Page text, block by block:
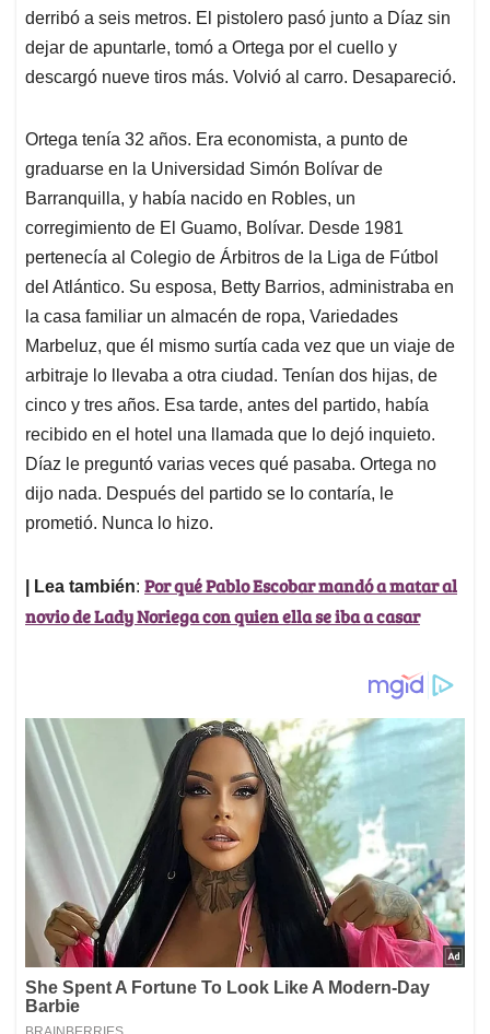
derribó a seis metros. El pistolero pasó junto a Díaz sin
dejar de apuntarle, tomó a Ortega por el cuello y
descargó nueve tiros más. Volvió al carro. Desapareció.
Ortega tenía 32 años. Era economista, a punto de
graduarse en la Universidad Simón Bolívar de
Barranquilla, y había nacido en Robles, un
corregimiento de El Guamo, Bolívar. Desde 1981
pertenecía al Colegio de Árbitros de la Liga de Fútbol
del Atlántico. Su esposa, Betty Barrios, administraba en
la casa familiar un almacén de ropa, Variedades
Marbeluz, que él mismo surtía cada vez que un viaje de
arbitraje lo llevaba a otra ciudad. Tenían dos hijas, de
cinco y tres años. Esa tarde, antes del partido, había
recibido en el hotel una llamada que lo dejó inquieto.
Díaz le preguntó varias veces qué pasaba. Ortega no
dijo nada. Después del partido se lo contaría, le
prometió. Nunca lo hizo.
| Lea también: Por qué Pablo Escobar mandó a matar al
novio de Lady Noriega con quien ella se iba a casar